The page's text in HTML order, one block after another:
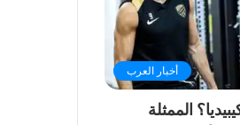
أخبار العرب
الممثلة